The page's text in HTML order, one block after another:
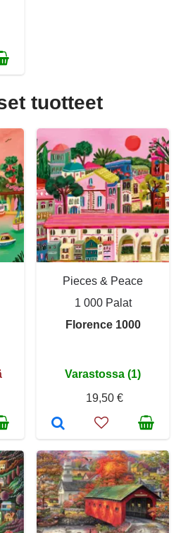
tuotteet
Pieces & Peace
1 000 Palat
Florence 1000
Varastossa (1)
19,50 €